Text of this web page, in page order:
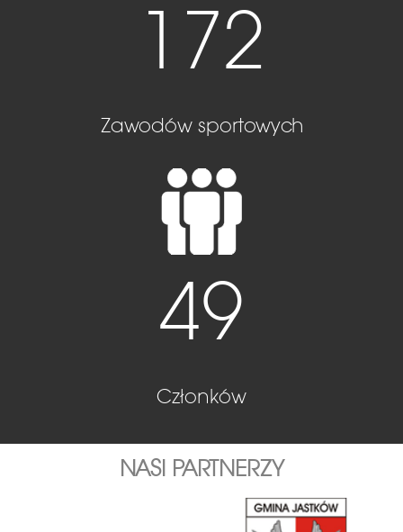
172
Zawodów sportowych
49
Członków
NASI PARTNERZY